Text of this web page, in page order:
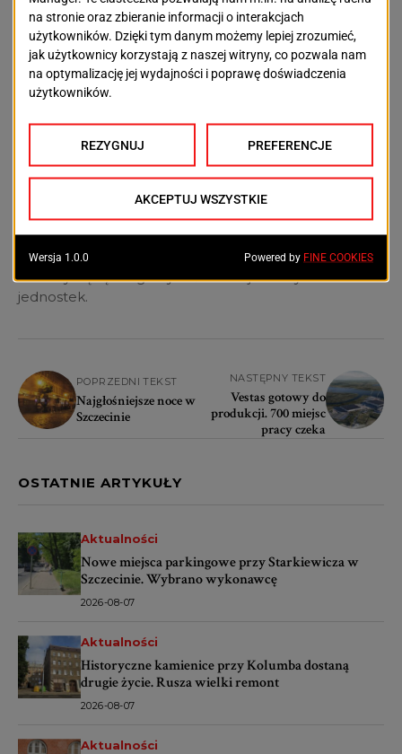
Odrze i Noteci przygotowano 26 lodołamaczy. 8 z
nich będzie pływać po szczecińskim fragmencie Odry.
Do akcjo w nowym sezonie przygotowane są Tarpan,
Ocelot, Andrzej, Stanisław, Odyniec Dzik, Lis oraz Żbik
jako lodołamacz rezerwowy. Stacjonują w
Szczecinie i okolicy, ale także na odcinku granicznym.
Dlatego na podstawie polsko-niemieckiego
porozumienia z 1997 roku, w razie potrzeby akcji
lodołamania na dolnym i granicznym odcinku Odry
uczestniczyć będą również niemieckie lodołamacze.
Niemcy będą mogli wysłać do akcji maksymalnie 7
jednostek.
POPRZEDNI TEKST
Najgłośniejsze noce w
Szczecinie
NASTĘPNY TEKST
Vestas gotowy do
produkcji. 700 miejsc
pracy czeka
OSTATNIE ARTYKUŁY
Aktualności
Nowe miejsca parkingowe przy Starkiewicza w
Szczecinie. Wybrano wykonawcę
2026-08-07
Aktualności
Historyczne kamienice przy Kolumba dostaną
drugie życie. Rusza wielki remont
2026-08-07
Aktualności